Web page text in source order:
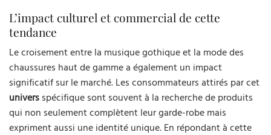
L’impact culturel et commercial de cette
tendance
Le croisement entre la musique gothique et la mode des
chaussures haut de gamme a également un impact
significatif sur le marché. Les consommateurs attirés par cet
univers spécifique sont souvent à la recherche de produits
qui non seulement complètent leur garde-robe mais
expriment aussi une identité unique. En répondant à cette